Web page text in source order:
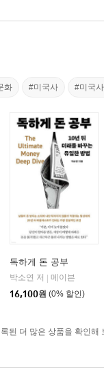
화 #미국사 #미국
독하게 돈 공부
박소연 저
메이븐
16,100원 (0% 할인)
된 더 많은 상품을 확인해